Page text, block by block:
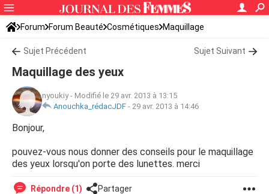
Forum Forum Beauté Cosmétiques Maquillage
Sujet Précédent Sujet Suivant
Maquillage des yeux
nyoukiy- Modifié le 29 avr. 2013 à 13:15
Anouchka_rédacJDF - 29 avr. 2013 à 14:46
Bonjour,
pouvez-vous nous donner des conseils pour le maquillage
des yeux lorsqu'on porte des lunettes. merci
Répondre (1) Partager